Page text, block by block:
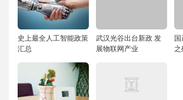
史上最全人工智能政策
汇总
武汉光谷出台新政 发
展物联网产业